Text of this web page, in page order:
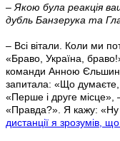
– Якою була реакція
дубль Банзерука та
– Всі вітали. Коли ми
«Браво, Україна,
команди Анною
запитала: «Що думаєте,
«Перше і друге місце»,
«Правда?». Я кажу: «Ну
дистанції я зрозумів,